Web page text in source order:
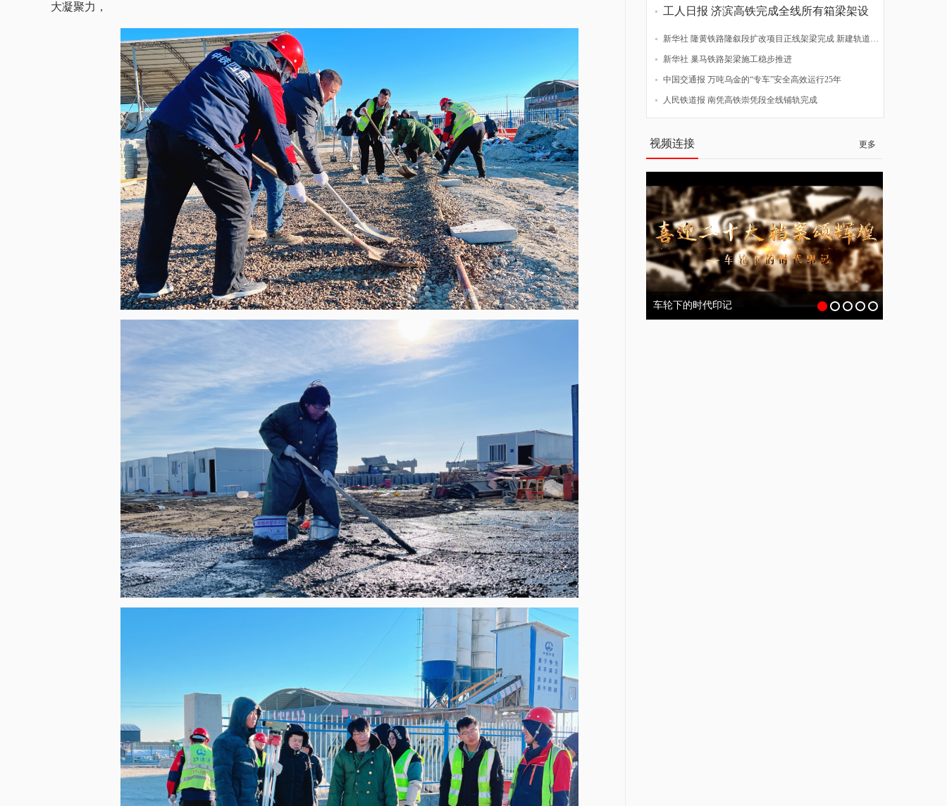
大凝聚力，
工人日报 济滨高铁完成全线所有箱梁架设
新华社 隆黄铁路隆叙段扩改项目正线架梁完成 新建轨道贯通
新华社 巢马铁路架梁施工稳步推进
中国交通报 万吨乌金的“专车”安全高效运行25年
人民铁道报 南凭高铁崇凭段全线铺轨完成
更多
视频连接
车轮下的时代印记
开路先锋